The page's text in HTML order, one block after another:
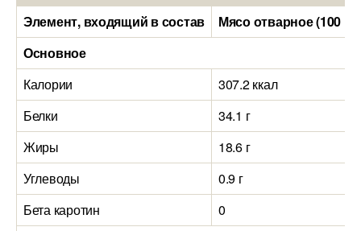
Элемент, входящий в состав
Мясо отварное (100
Основное
Калории
307.2 ккал
Белки
34.1 г
Жиры
18.6 г
Углеводы
0.9 г
Бета каротин
0